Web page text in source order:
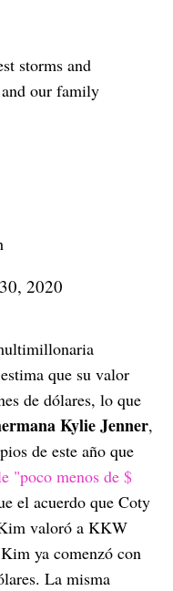
storms and
our family
2020
que su valor
de dólares, lo que
Kylie Jenner,
de este año que
"poco menos de $
el acuerdo que Coty
valoró a KKW
ya comenzó con
La misma